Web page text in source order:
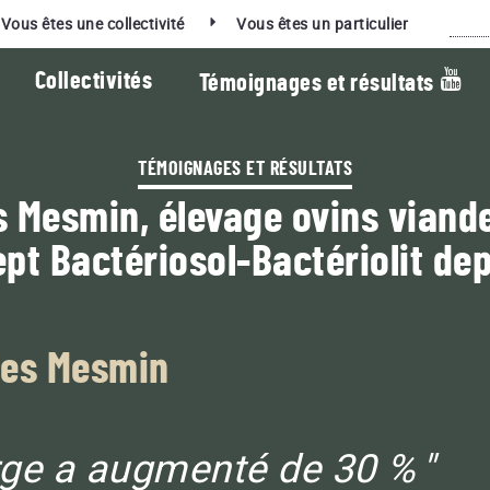
Vous êtes une collectivité Vous êtes un particulier
PRODUITS RESPECTUEUX DE LA TERRE
BACTÉRIOLIT
Collectivités
QUI ASSOCIENT PERFORMANCE ET
GREEN
Témoignages et résultats
La vidéo du mois :
TÉMOIGNAGES ET RÉSULTATS
Mesmin, élevage ovins
Bactériosol-Bactériolit
Mesmin
a augmenté de 30 %